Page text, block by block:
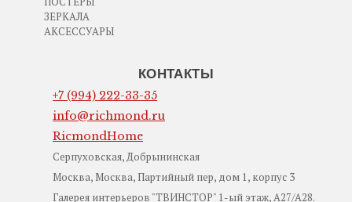
ЗЕРКАЛА
АКСЕССУАРЫ
КОНТАКТЫ
+7 (994) 222-33-35
info@richmond.ru
RicmondHome
Серпуховская, Добрынинская
Москва, Москва, Партийный пер, дом 1, корпус 3
Галерея интерьеров "ТВИНСТОР" 1-ый этаж, А27/А28.